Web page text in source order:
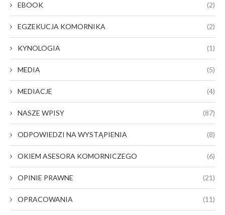
EBOOK (2)
EGZEKUCJA KOMORNIKA (2)
KYNOLOGIA (1)
MEDIA (5)
MEDIACJE (4)
NASZE WPISY (87)
ODPOWIEDZI NA WYSTĄPIENIA (8)
OKIEM ASESORA KOMORNICZEGO (6)
OPINIE PRAWNE (21)
OPRACOWANIA (11)